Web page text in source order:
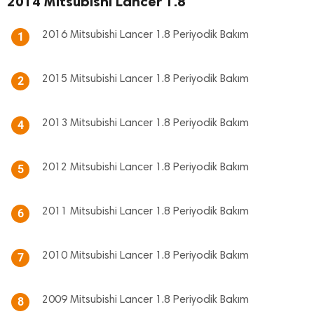
1 2016 Mitsubishi Lancer 1.8 Periyodik Bakım
2 2015 Mitsubishi Lancer 1.8 Periyodik Bakım
4 2013 Mitsubishi Lancer 1.8 Periyodik Bakım
5 2012 Mitsubishi Lancer 1.8 Periyodik Bakım
6 2011 Mitsubishi Lancer 1.8 Periyodik Bakım
7 2010 Mitsubishi Lancer 1.8 Periyodik Bakım
8 2009 Mitsubishi Lancer 1.8 Periyodik Bakım